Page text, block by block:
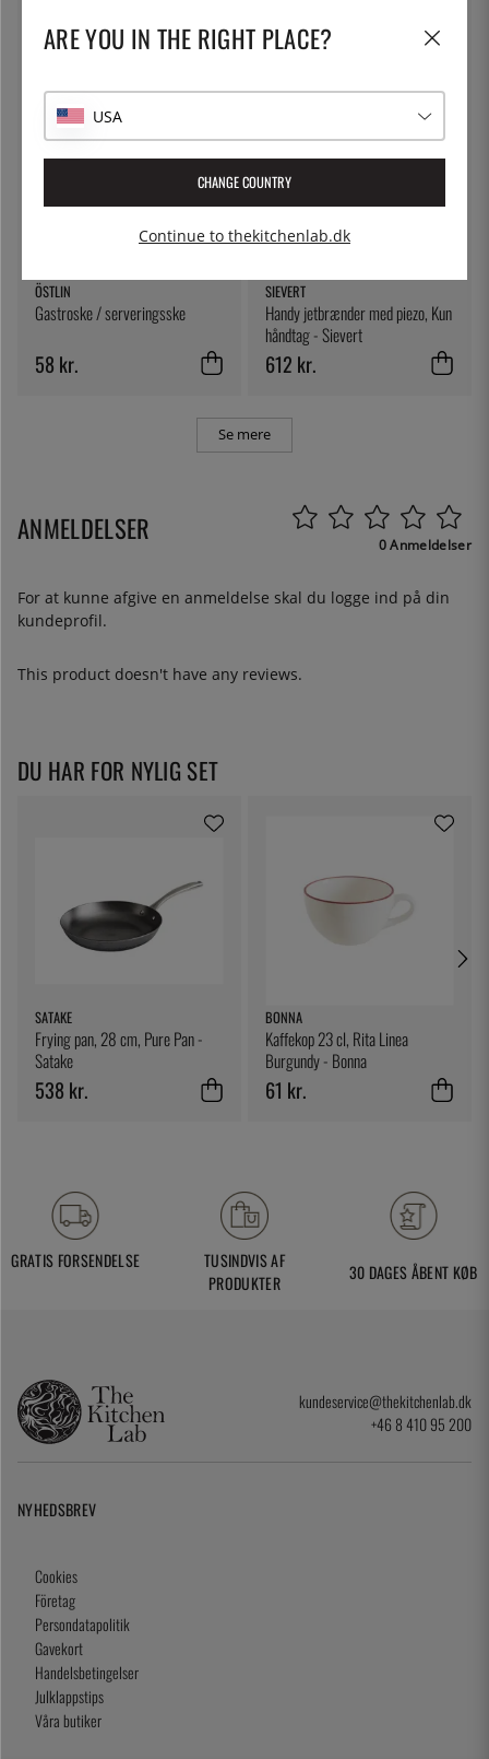
38 kr. 92 kr.
ÖSTLIN
Gastroske / serveringsske
58 kr.
SIEVERT
Handy jetbrænder med piezo, Kun
håndtag - Sievert
612 kr.
Se mere
ANMELDELSER 0 Anmeldelser
For at kunne afgive en anmeldelse skal du logge ind på din
kundeprofil.
This product doesn't have any reviews.
DU HAR FOR NYLIG SET
SATAKE
Frying pan, 28 cm, Pure Pan -
Satake
538 kr.
BONNA
Kaffekop 23 cl, Rita Linea
Burgundy - Bonna
61 kr.
GRATIS FORSENDELSE
TUSINDVIS AF
PRODUKTER
30 DAGES ÅBENT KØB
kundeservice@thekitchenlab.dk
+46 8 410 95 200
NYHEDSBREV
Cookies
Företag
Persondatapolitik
Gavekort
Handelsbetingelser
Julklappstips
Våra butiker
ARE YOU IN THE RIGHT PLACE?
USA
CHANGE COUNTRY
Continue to thekitchenlab.dk